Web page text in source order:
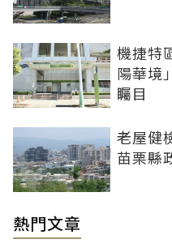
機捷特
陽華境
矚目
老屋健
苗栗縣
熱門文章